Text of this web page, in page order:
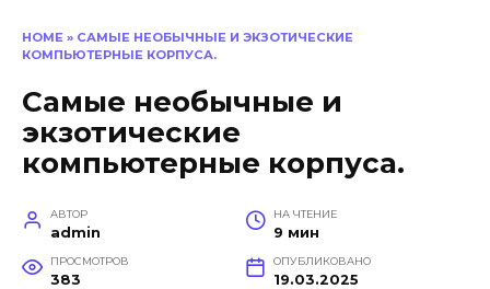
HOME » САМЫЕ НЕОБЫЧНЫЕ И ЭКЗОТИЧЕСКИЕ
КОМПЬЮТЕРНЫЕ КОРПУСА.
Самые необычные и
экзотические
компьютерные корпуса.
АВТОР
admin
НА ЧТЕНИЕ
9 мин
ПРОСМОТРОВ
383
ОПУБЛИКОВАНО
19.03.2025